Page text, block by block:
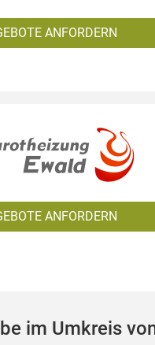
ANFORDERN
ANFORDERN
im Umkreis